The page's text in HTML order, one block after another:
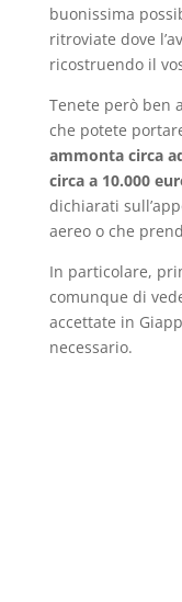
buonissima
ritroviate dove
ricostruendo il
Tenete però ben
che potete
ammonta circa
circa a 10.000
dichiarati
aereo o che
In particolare,
comunque di
accettate in
necessario.